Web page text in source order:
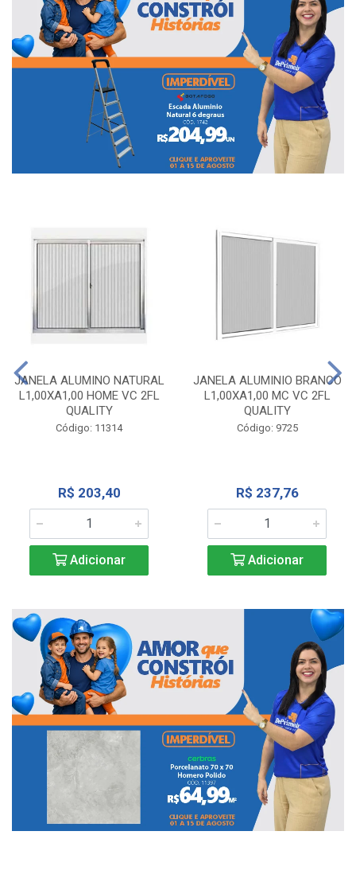
JANELA ALUMINO NATURAL
L1,00XA1,00 HOME VC 2FL
QUALITY
Código: 11314
R$ 203,40
Adicionar
JANELA ALUMINIO BRANCO
L1,00XA1,00 MC VC 2FL
QUALITY
Código: 9725
R$ 237,76
Adicionar